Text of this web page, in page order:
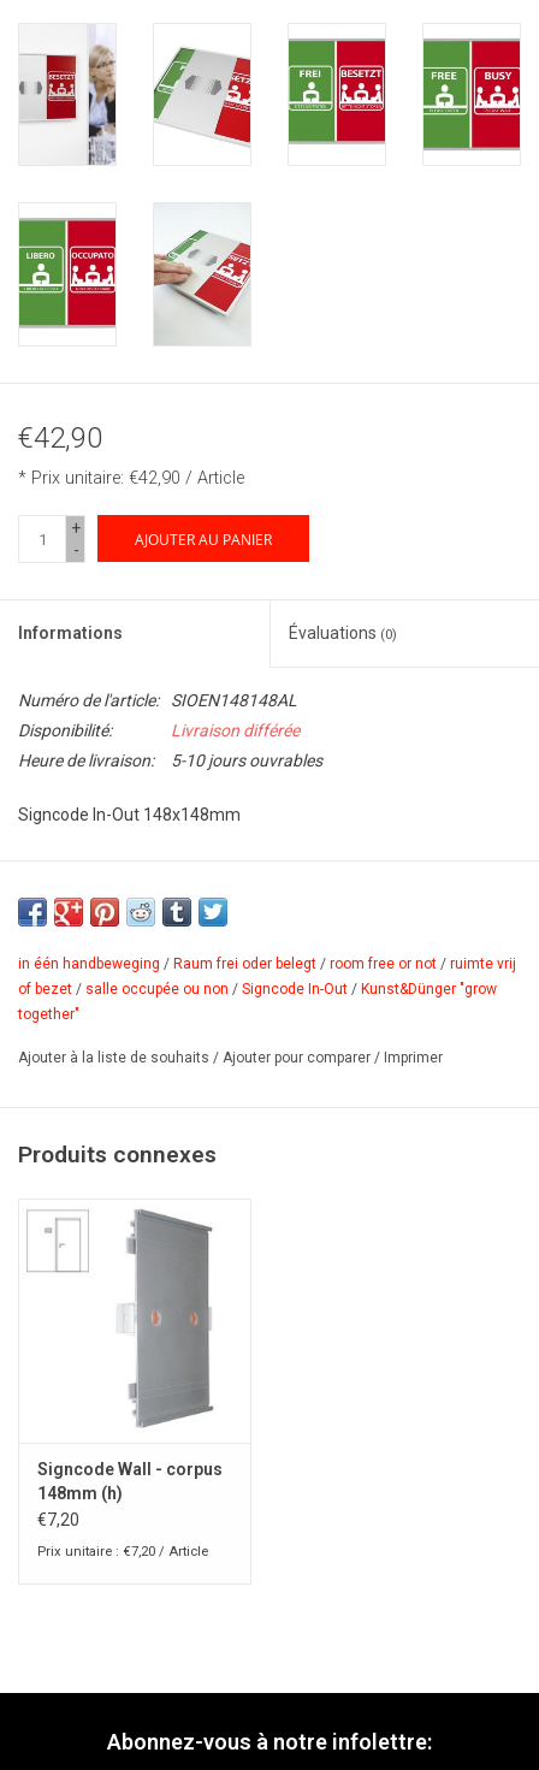
€42,90
* Prix unitaire: €42,90 / Article
+
-
AJOUTER AU PANIER
Informations Évaluations (0)
Numéro de l'article:
SIOEN148148AL
Disponibilité:
Livraison différée
Heure de livraison:
5-10 jours ouvrables
Signcode In-Out 148x148mm
salle est occupée ou non ?… Cela est possible avec Signcode in-
et en un instant tout le monde est informé. Signcode in-out est
disponible comme articles standards en 3 langues, mais il est
possible de réaliser d'autres motifs sur demande. Contactez-nous
pour plus d'information.
in één handbeweging / Raum frei oder belegt / room free or not / ruimte vrij
of bezet / salle occupée ou non / Signcode In-Out / Kunst&Dünger "grow
together"
Ajouter à la liste de souhaits / Ajouter pour comparer / Imprimer
Produits connexes
Signcode Wall - corpus
148mm (h)
€7,20
Prix unitaire : €7,20 / Article
Abonnez-vous à notre infolettre: